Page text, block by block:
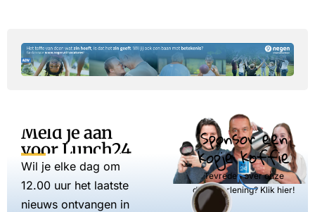
Meld je aan
voor Lunch24
Wil je elke dag om
12.00 uur het laatste
nieuws ontvangen in
Sponsor een
kopje koffie
Tevreden over onze
dienstverlening? Klik hier!